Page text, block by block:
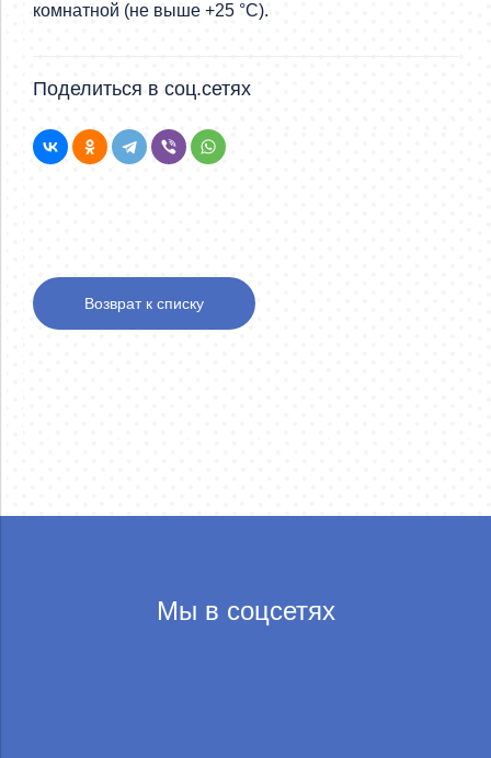
комнатной (не выше +25 °C).
Поделиться в соц.сетях
Возврат к списку
Мы в соцсетях